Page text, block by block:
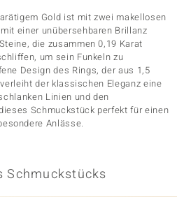
Gold ist mit zwei makellosen
einer unübersehbaren Brillanz
die zusammen 0,19 Karat
um sein Funkeln zu
Design des Rings, der aus 1,5
der klassischen Eleganz eine
Linien und den
Schmuckstück perfekt für einen
Anlässe.
Schmuckstücks